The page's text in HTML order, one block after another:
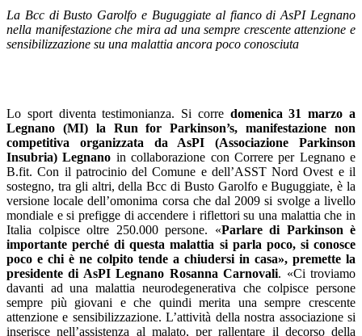
La Bcc di Busto Garolfo e Buguggiate al fianco di AsPI Legnano
nella manifestazione che mira ad una sempre crescente attenzione e
sensibilizzazione su una malattia ancora poco conosciuta
Lo sport diventa testimonianza. Si corre domenica 31marzoa
Legnano (MI) la Run for Parkinson’s, manifestazione non
competitiva organizzata da AsPI (Associazione Parkinson
Insubria) Legnano in collaborazione con Correre per Legnano e
B.fit. Con il patrocinio del Comune e dell’ASST Nord Ovest e il
sostegno, tra gli altri, della Bcc di Busto Garolfo e Buguggiate, è la
versione locale dell’omonima corsa che dal 2009 si svolge a livello
mondiale e si prefigge di accendere i riflettori su una malattia che in
Italia colpisce oltre 250.000 persone. «Parlare di Parkinson è
importante perché di questa malattia si parla poco, si conosce
poco e chi è ne colpito tende a chiudersi in casa», premette la
presidente di AsPI Legnano Rosanna Carnovali. «Ci troviamo
davanti ad una malattia neurodegenerativa che colpisce persone
sempre più giovani e che quindi merita una sempre crescente
attenzione e sensibilizzazione. L’attività della nostra associazione si
inserisce nell’assistenza al malato, per rallentare il decorso della